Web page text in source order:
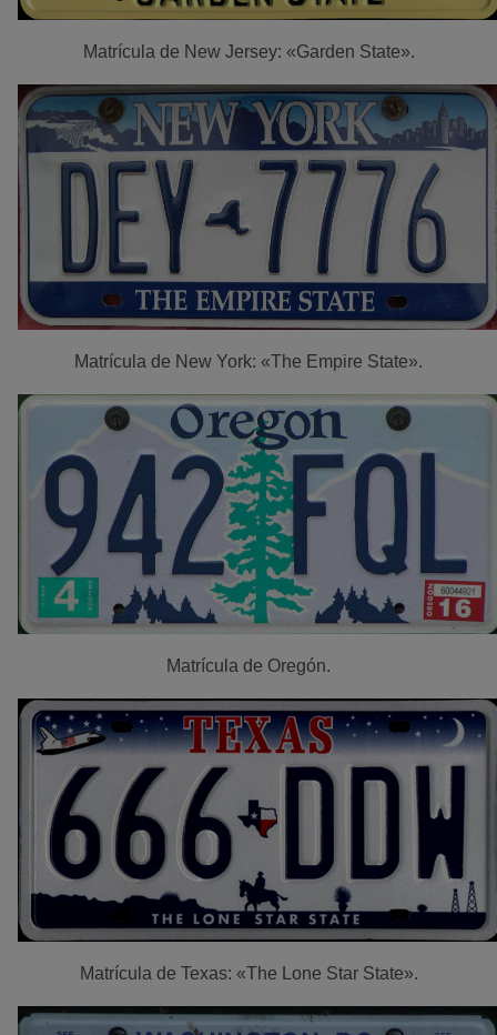
Matrícula de New Jersey: «Garden State».
Matrícula de New York: «The Empire State».
Matrícula de Oregón.
Matrícula de Texas: «The Lone Star State».